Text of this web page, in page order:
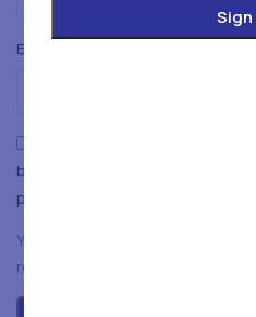
E-mail
browser voor de volgende keer
plaats.
You have to be logged in to be
review.
Sign